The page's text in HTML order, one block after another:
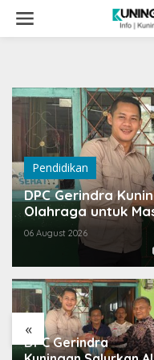
content
Pendidikan
DPC Gerindra
Olahraga untuk
Dorong
06 August 2026
«
DPC Gerindra